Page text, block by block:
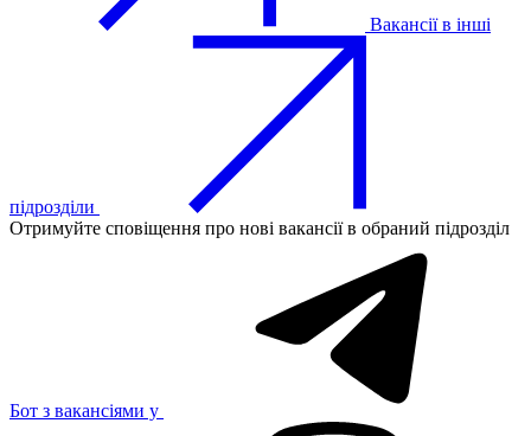
Вакансії в інші
підрозділи
Отримуйте сповіщення про нові вакансії в обраний підрозділ
Бот з вакансіями у